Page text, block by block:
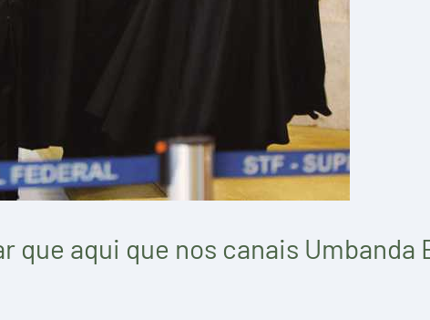
que aqui que nos canais Umbanda